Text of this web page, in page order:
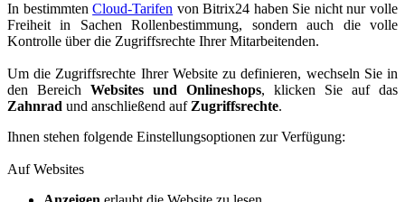
In bestimmtenCloud-Tarifen von Bitrix24 haben Sie nicht nur volle
Freiheit in Sachen Rollenbestimmung, sondern auch die volle
Kontrolle über die Zugriffsrechte Ihrer Mitarbeitenden.
Um die Zugriffsrechte Ihrer Website zu definieren, wechseln Sie in
den Bereich Websites und Onlineshops, klicken Sie auf das
Zahnrad und anschließend aufZugriffsrechte.
Ihnen stehen folgende Einstellungsoptionen zur Verfügung:
Auf Websites